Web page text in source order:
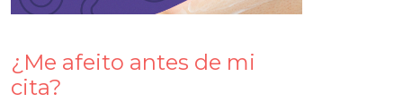
¿Me afeito antes de mi
cita?